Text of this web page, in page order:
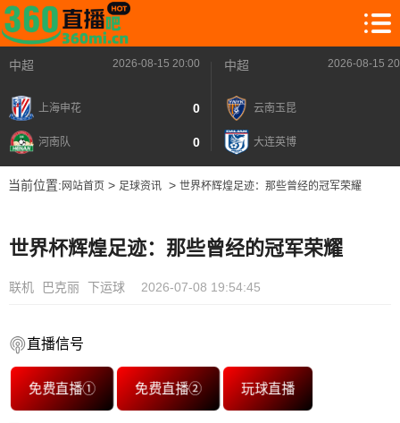
中超 2026-08-15 20:00
上海申花 0
河南队 0
中超 2026-08-15
云南玉昆
大连英博
当前位置: 网站首页> 足球资讯> 世界杯辉煌足迹：那些曾经的冠军荣耀
世界杯辉煌足迹：那些曾经的冠军荣耀
联机 巴克丽 下运球 2026-07-08 19:54:45
直播信号
免费直播① 免费直播② 玩球直播